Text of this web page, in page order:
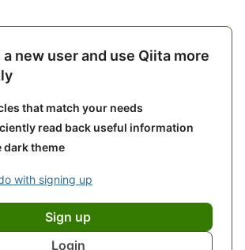
new user and use Qiita more
that match your needs
read back useful information
dark theme
with signing up
Sign up
Login